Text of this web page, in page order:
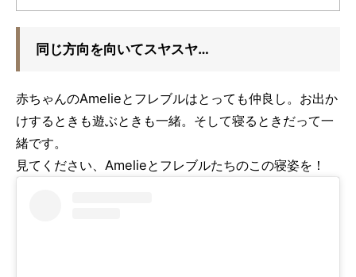
同じ方向を向いてスヤスヤ…
赤ちゃんのAmelieとフレブルはとっても仲良し。お出か
けするときも遊ぶときも一緒。そして寝るときだって一
緒です。
見てください、Amelieとフレブルたちのこの寝姿を！